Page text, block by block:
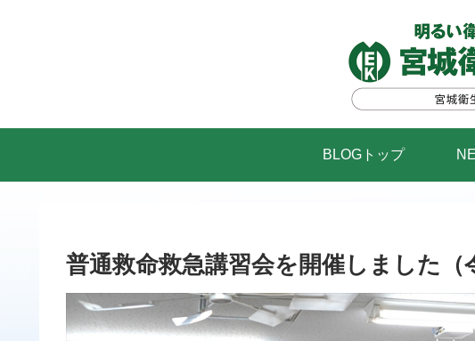
BLOGトップ
普通救命救急講習会を開催しました（